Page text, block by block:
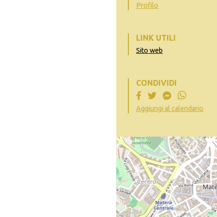
Profilo
LINK UTILI
Sito web
CONDIVIDI
Aggiungi al calendario